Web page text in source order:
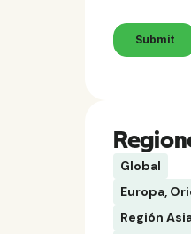
Global
Europa,
Región